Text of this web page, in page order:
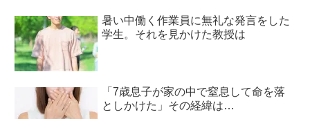
暑い中働く作業員に無礼な発言をした
学生。それを見かけた教授は
「7歳息子が家の中で窒息して命を落
としかけた」その経緯は…